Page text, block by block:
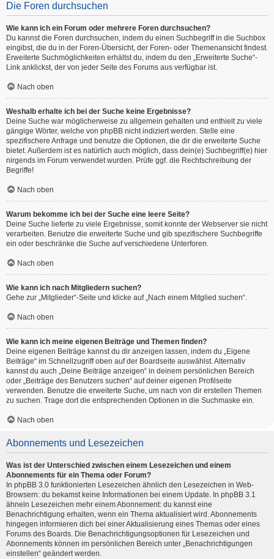
Die Foren durchsuchen
Wie kann ich ein Forum oder mehrere Foren durchsuchen?
Du kannst die Foren durchsuchen, indem du einen Suchbegriff in die Suchbox
eingibst, die du in der Foren-Übersicht, der Foren- oder Themenansicht findest.
Erweiterte Suchmöglichkeiten erhältst du, indem du den „Erweiterte Suche“-
Link anklickst, der von jeder Seite des Forums aus verfügbar ist.
Nach oben
Weshalb erhalte ich bei der Suche keine Ergebnisse?
Deine Suche war möglicherweise zu allgemein gehalten und enthielt zu viele
gängige Wörter, welche von phpBB nicht indiziert werden. Stelle eine
spezifischere Anfrage und benutze die Optionen, die dir die erweiterte Suche
bietet. Außerdem ist es natürlich auch möglich, dass dein(e) Suchbegriff(e) hier
nirgends im Forum verwendet wurden. Prüfe ggf. die Rechtschreibung der
Begriffe!
Nach oben
Warum bekomme ich bei der Suche eine leere Seite?
Deine Suche lieferte zu viele Ergebnisse, somit konnte der Webserver sie nicht
verarbeiten. Benutze die erweiterte Suche und gib spezifischere Suchbegriffe
ein oder beschränke die Suche auf verschiedene Unterforen.
Nach oben
Wie kann ich nach Mitgliedern suchen?
Gehe zur „Mitglieder“-Seite und klicke auf „Nach einem Mitglied suchen“.
Nach oben
Wie kann ich meine eigenen Beiträge und Themen finden?
Deine eigenen Beiträge kannst du dir anzeigen lassen, indem du „Eigene
Beiträge“ im Schnellzugriff oben auf der Boardseite auswählst. Alternativ
kannst du auch „Deine Beiträge anzeigen“ in deinem persönlichen Bereich
oder „Beiträge des Benutzers suchen“ auf deiner eigenen Profilseite
verwenden. Benutze die erweiterte Suche, um nach von dir erstellen Themen
zu suchen. Trage dort die entsprechenden Optionen in die Suchmaske ein.
Nach oben
Abonnements und Lesezeichen
Was ist der Unterschied zwischen einem Lesezeichen und einem
Abonnements für ein Thema oder Forum?
In phpBB 3.0 funktionierten Lesezeichen ähnlich den Lesezeichen in Web-
Browsern: du bekamst keine Informationen bei einem Update. In phpBB 3.1
ähneln Lesezeichen mehr einem Abonnement: du kannst eine
Benachrichtigung erhalten, wenn ein Thema aktualisiert wird. Abonnements
hingegen informieren dich bei einer Aktualisierung eines Themas oder eines
Forums des Boards. Die Benachrichtigungsoptionen für Lesezeichen und
Abonnements können im persönlichen Bereich unter „Benachrichtigungen
einstellen“ geändert werden.